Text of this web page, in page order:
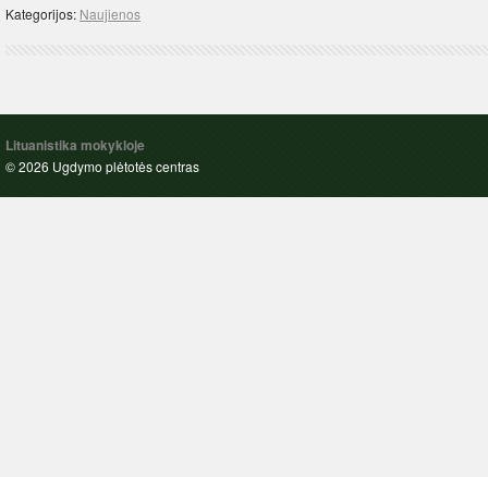
Kategorijos: Naujienos
Lituanistika mokykloje
© 2026 Ugdymo plėtotės centras